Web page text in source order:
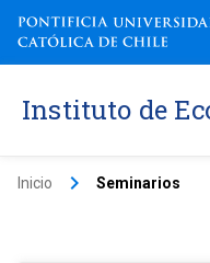
Instituto de
Inicio keyboard_arrow_right Seminarios